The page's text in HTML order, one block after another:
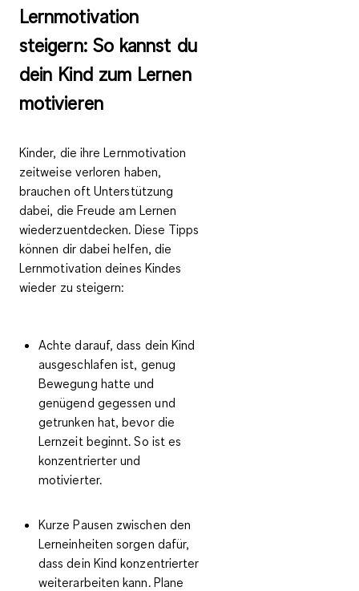
Lernmotivation
steigern: So kannst du
dein Kind zum Lernen
motivieren
Kinder, die ihre Lernmotivation
zeitweise verloren haben,
brauchen oft Unterstützung
dabei, die Freude am Lernen
wiederzuentdecken. Diese Tipps
können dir dabei helfen, die
Lernmotivation deines Kindes
wieder zu steigern:
Achte darauf, dass dein Kind
ausgeschlafen ist, genug
Bewegung hatte und
genügend gegessen und
getrunken hat, bevor die
Lernzeit beginnt. So ist es
konzentrierter und
motivierter.
Kurze Pausen zwischen den
Lerneinheitensorgen dafür,
dass dein Kind konzentrierter
weiterarbeiten kann. Plane